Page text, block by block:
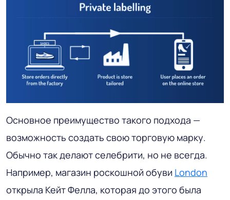
Основное преимущество такого подхода —
возможность создать свою торговую марку.
Обычно так делают селебрити, но не всегда.
Например, магазин роскошной обуви London
открыла Кейт Фелла, которая до этого была